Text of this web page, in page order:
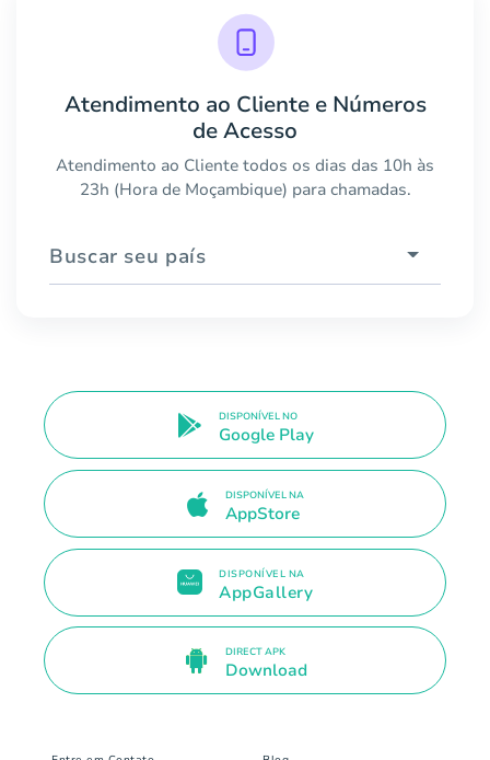
Atendimento ao Cliente e Números
de Acesso
Atendimento ao Cliente todos os dias das 10h às
23h (Hora de Moçambique) para chamadas.
Buscar seu país
DISPONÍVEL NO
Google Play
DISPONÍVEL NA
AppStore
DISPONÍVEL NA
AppGallery
DIRECT APK
Download